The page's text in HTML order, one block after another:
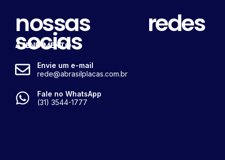
nossas redes
socias
ATENDIMENTO
Envie um e-mail
rede@abrasilplacas.com.br
Fale no WhatsApp
(31) 3544-1777